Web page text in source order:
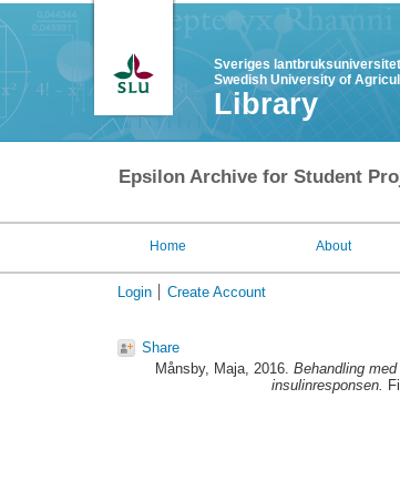
Sveriges lantbruksuniversitet
Swedish University of
Library
Epsilon Archive for Student
Home About
Login Create Account
Share
Månsby, Maja, 2016. Behandling
insulinresponsen.